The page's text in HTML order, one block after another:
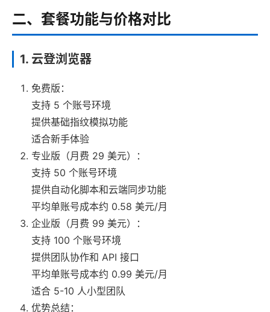
二、套餐功能与价格对比
1. 云登浏览器
免费版：
支持 5 个账号环境
提供基础指纹模拟功能
适合新手体验
专业版（月费 29 美元）：
支持 50 个账号环境
提供自动化脚本和云端同步功能
平均单账号成本约 0.58 美元/月
企业版（月费 99 美元）：
支持 100 个账号环境
提供团队协作和 API 接口
平均单账号成本约 0.99 美元/月
适合 5-10 人小型团队
优势总结：